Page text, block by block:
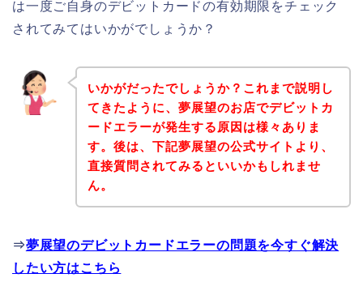
は一度ご自身のデビットカードの有効期限をチェック
されてみてはいかがでしょうか？
いかがだったでしょうか？これまで説明し
てきたように、夢展望のお店でデビットカ
ードエラーが発生する原因は様々ありま
す。後は、下記夢展望の公式サイトより、
直接質問されてみるといいかもしれませ
ん。
⇒夢展望のデビットカードエラーの問題を今すぐ解決
したい方はこちら